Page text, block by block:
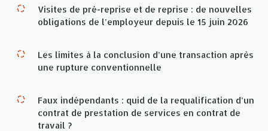
Visites de pré-reprise et de reprise : de nouvelles
obligations de l’employeur depuis le 15 juin 2026
Les limites à la conclusion d’une transaction après
une rupture conventionnelle
Faux indépendants : quid de la requalification d’un
contrat de prestation de services en contrat de
travail ?